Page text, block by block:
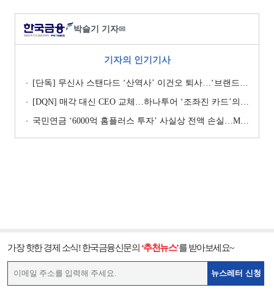
박슬기 기자✉
기자의 인기기사
[단독] 무신사 스탠다드 ‘산역사’ 이건오 퇴사…‘브랜드 정체성’ 전환점 맞나
[DQN] 매각 대신 CEO 교체…하나투어 ‘조좌진 카드’의 속내 [Z-스코어 기업가치 바로보기]
국민연금 ‘6000억 홈플러스 투자’ 사실상 전액 손실…MBK 책임론 재점화
가장 핫한 경제 소식! 한국금융신문의 ‘추천뉴스’를 받아보세요~
뉴스레터 신청